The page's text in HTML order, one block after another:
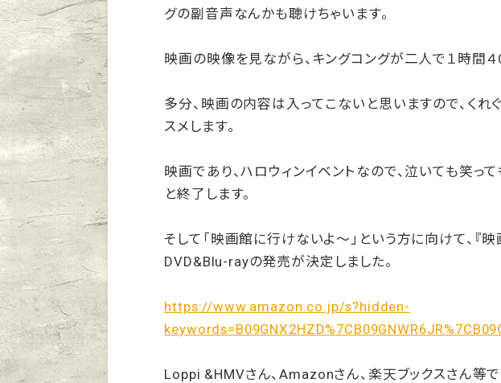
グの副音声なんかも聴けちゃいます。
映画の映像を見ながら、キングコングが二人で１時間４
多分、映画の内容は入ってこないと思いますので、くれ
スメします。
映画であり、ハロウィンイベントなので、泣いても笑っ
と終了します。
そして「映画館に行けないよ〜」という方に向けて、『
DVD&Blu-rayの発売が決定しました。
https://www.amazon.co.jp/s?hidden-
Loppi &HMVさん、Amazonさん、楽天ブックスさん等